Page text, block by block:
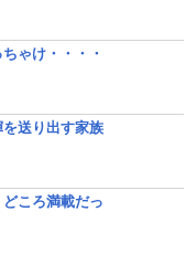
ゃけ・・・・
を送り出す家族
どころ満載だっ